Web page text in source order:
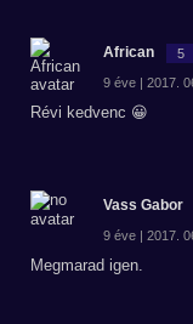
African 5
9 éve | 2017.
Révi kedvenc 😀
Vass Gabor
9 éve | 2017.
Megmarad igen.